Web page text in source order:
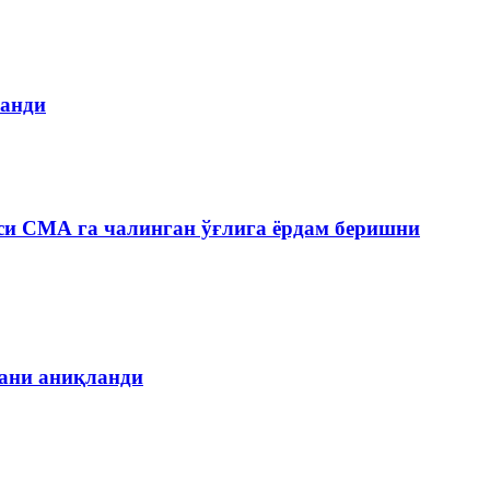
СМА га чалинган ўғлига ёрдам беришни
аниқланди